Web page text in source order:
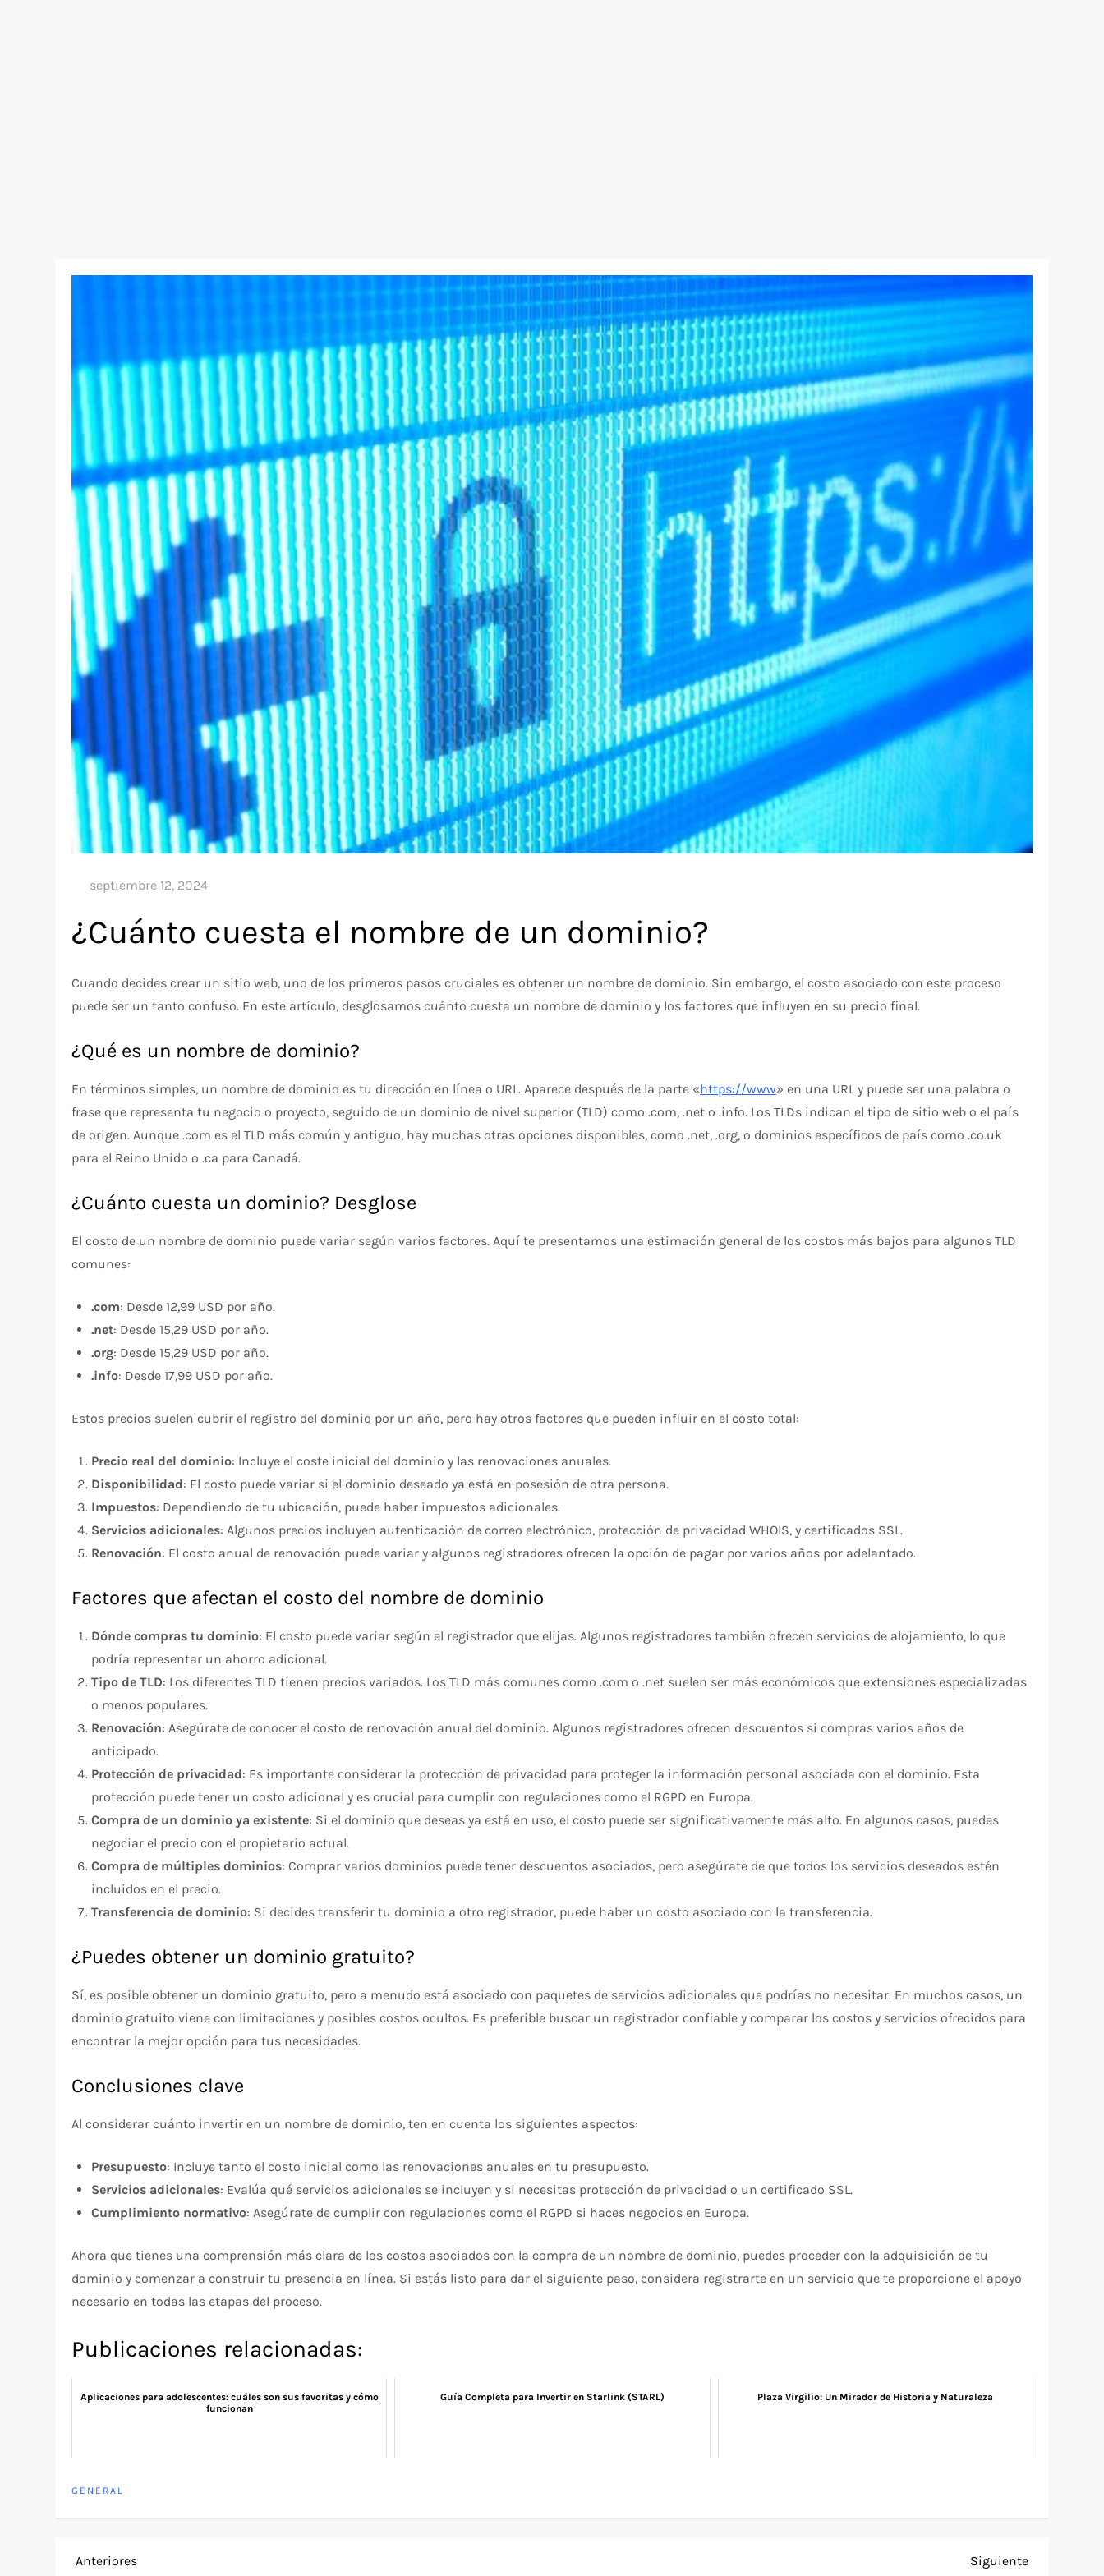
¿Cuánto cuesta el nombre de un dominio?
Cuando decides crear un sitio web, uno de los primeros pasos cruciales es obtener un nombre de dominio. Sin embargo, el costo asociado con este proceso
puede ser un tanto confuso. En este artículo, desglosamos cuánto cuesta un nombre de dominio y los factores que influyen en su precio final.
¿Qué es un nombre de dominio?
En términos simples, un nombre de dominio es tu dirección en línea o URL. Aparece después de la parte «https://www» en una URL y puede ser una palabra o
frase que representa tu negocio o proyecto, seguido de un dominio de nivel superior (TLD) como .com, .net o .info. Los TLDs indican el tipo de sitio web o el país
de origen. Aunque .com es el TLD más común y antiguo, hay muchas otras opciones disponibles, como .net, .org, o dominios específicos de país como .co.uk
para el Reino Unido o .ca para Canadá.
¿Cuánto cuesta un dominio? Desglose
El costo de un nombre de dominio puede variar según varios factores. Aquí te presentamos una estimación general de los costos más bajos para algunos TLD
comunes:
.com: Desde 12,99 USD por año.
.net: Desde 15,29 USD por año.
.org: Desde 15,29 USD por año.
.info: Desde 17,99 USD por año.
Estos precios suelen cubrir el registro del dominio por un año, pero hay otros factores que pueden influir en el costo total:
Precio real del dominio: Incluye el coste inicial del dominio y las renovaciones anuales.
Disponibilidad: El costo puede variar si el dominio deseado ya está en posesión de otra persona.
Impuestos: Dependiendo de tu ubicación, puede haber impuestos adicionales.
Servicios adicionales: Algunos precios incluyen autenticación de correo electrónico, protección de privacidad WHOIS, y certificados SSL.
Renovación: El costo anual de renovación puede variar y algunos registradores ofrecen la opción de pagar por varios años por adelantado.
Factores que afectan el costo del nombre de dominio
Dónde compras tu dominio: El costo puede variar según el registrador que elijas. Algunos registradores también ofrecen servicios de alojamiento, lo que
podría representar un ahorro adicional.
Tipo de TLD: Los diferentes TLD tienen precios variados. Los TLD más comunes como .com o .net suelen ser más económicos que extensiones especializadas
o menos populares.
Renovación: Asegúrate de conocer el costo de renovación anual del dominio. Algunos registradores ofrecen descuentos si compras varios años de
anticipado.
Protección de privacidad: Es importante considerar la protección de privacidad para proteger la información personal asociada con el dominio. Esta
protección puede tener un costo adicional y es crucial para cumplir con regulaciones como el RGPD en Europa.
Compra de un dominio ya existente: Si el dominio que deseas ya está en uso, el costo puede ser significativamente más alto. En algunos casos, puedes
negociar el precio con el propietario actual.
Compra de múltiples dominios: Comprar varios dominios puede tener descuentos asociados, pero asegúrate de que todos los servicios deseados estén
incluidos en el precio.
Transferencia de dominio: Si decides transferir tu dominio a otro registrador, puede haber un costo asociado con la transferencia.
¿Puedes obtener un dominio gratuito?
Sí, es posible obtener un dominio gratuito, pero a menudo está asociado con paquetes de servicios adicionales que podrías no necesitar. En muchos casos, un
dominio gratuito viene con limitaciones y posibles costos ocultos. Es preferible buscar un registrador confiable y comparar los costos y servicios ofrecidos para
encontrar la mejor opción para tus necesidades.
Conclusiones clave
Al considerar cuánto invertir en un nombre de dominio, ten en cuenta los siguientes aspectos:
Presupuesto: Incluye tanto el costo inicial como las renovaciones anuales en tu presupuesto.
Servicios adicionales: Evalúa qué servicios adicionales se incluyen y si necesitas protección de privacidad o un certificado SSL.
Cumplimiento normativo: Asegúrate de cumplir con regulaciones como el RGPD si haces negocios en Europa.
Ahora que tienes una comprensión más clara de los costos asociados con la compra de un nombre de dominio, puedes proceder con la adquisición de tu
dominio y comenzar a construir tu presencia en línea. Si estás listo para dar el siguiente paso, considera registrarte en un servicio que te proporcione el apoyo
necesario en todas las etapas del proceso.
Publicaciones relacionadas:
Aplicaciones para adolescentes: cuáles son sus favoritas y cómo
funcionan
Guía Completa para Invertir en Starlink (STARL) Plaza Virgilio: Un Mirador de Historia y Naturaleza
GENERAL
N
Entrada
Anteriores
Siguiente
Siguiente